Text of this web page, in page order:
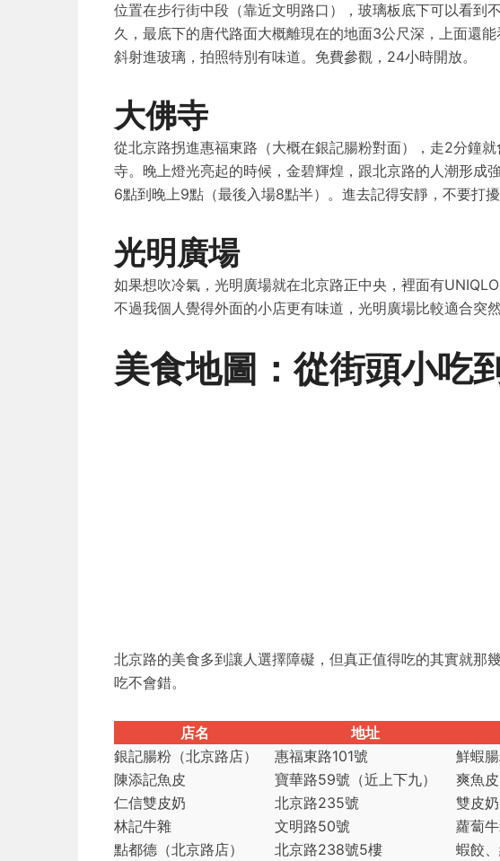
位置在步行街中段（靠近文明路口），玻璃板底下可以看到
久，最底下的唐代路面大概離現在的地面3公尺深，上面還
斜射進玻璃，拍照特別有味道。免費參觀，24小時開放。
大佛寺
從北京路拐進惠福東路（大概在銀記腸粉對面），走2分鐘
寺。晚上燈光亮起的時候，金碧輝煌，跟北京路的人潮形成
6點到晚上9點（最後入場8點半）。進去記得安靜，不要打擾
光明廣場
如果想吹冷氣，光明廣場就在北京路正中央，裡面有
不過我個人覺得外面的小店更有味道，光明廣場比較適合突
美食地圖：從街頭小吃
北京路的美食多到讓人選擇障礙，但真正值得吃的其實就那
吃不會錯。
店名 地址
銀記腸粉（北京路店）
惠福東路101號 鮮蝦
陳添記魚皮
寶華路59號（近上下九） 爽魚
仁信雙皮奶
北京路235號 雙皮
林記牛雜
文明路50號 蘿蔔
點都德（北京路店）
北京路238號5樓 蝦餃